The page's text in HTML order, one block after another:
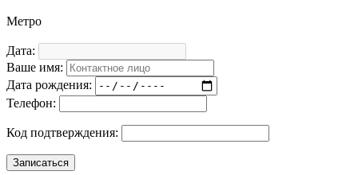
Метро
Дата:
Ваше имя:
Дата рождения:
Телефон:
Код подтверждения: